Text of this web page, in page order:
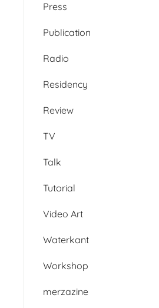
Press
Publication
Radio
Residency
Review
TV
Talk
Tutorial
Video Art
Waterkant
Workshop
merzazine